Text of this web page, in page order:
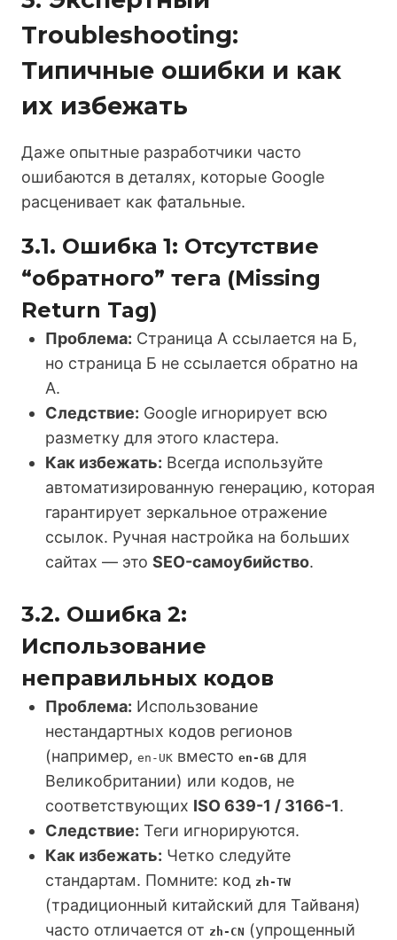
Troubleshooting:
Типичные ошибки и как
их избежать
Даже опытные разработчики часто
ошибаются в деталях, которые Google
расценивает как фатальные.
3.1. Ошибка 1: Отсутствие
“обратного” тега (Missing
Return Tag)
Проблема: Страница А ссылается на Б,
но страница Б не ссылается обратно на
А.
Следствие: Google игнорирует всю
разметку для этого кластера.
Как избежать: Всегда используйте
автоматизированную генерацию, которая
гарантирует зеркальное отражение
ссылок. Ручная настройка на больших
сайтах — это SEO-самоубийство.
3.2. Ошибка 2:
Использование
неправильных кодов
Проблема: Использование
нестандартных кодов регионов
(например, en-UK вместо en-GB для
Великобритании) или кодов, не
соответствующих ISO 639-1 / 3166-1.
Следствие: Теги игнорируются.
Как избежать: Четко следуйте
стандартам. Помните: код zh-TW
(традиционный китайский для Тайваня)
часто отличается от zh-CN (упрощенный